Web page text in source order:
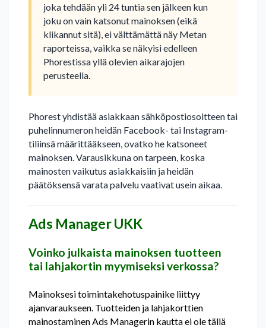
joka tehdään yli 24 tuntia sen jälkeen kun
joku on vain katsonut mainoksen (eikä
klikannut sitä), ei välttämättä näy Metan
raporteissa, vaikka se näkyisi edelleen
Phorestissa yllä olevien aikarajojen
perusteella.
Phorest yhdistää asiakkaan sähköpostiosoitteen tai
puhelinnumeron heidän Facebook- tai Instagram-
tiliinsä määrittääkseen, ovatko he katsoneet
mainoksen. Varausikkuna on tarpeen, koska
mainosten vaikutus asiakkaisiin ja heidän
päätöksensä varata palvelu vaativat usein aikaa.
Ads Manager UKK
Voinko julkaista mainoksen tuotteen
tai lahjakortin myymiseksi verkossa?
Mainoksesi toimintakehotuspainike liittyy
ajanvaraukseen. Tuotteiden ja lahjakorttien
mainostaminen Ads Managerin kautta ei ole tällä